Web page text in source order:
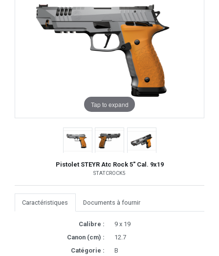
Tap to expand
Pistolet STEYR Atc Rock 5" Cal. 9x19
STATCROCK5
Caractéristiques Documents à fournir
Calibre :
9 x 19
Canon (cm) :
12.7
Catégorie :
B